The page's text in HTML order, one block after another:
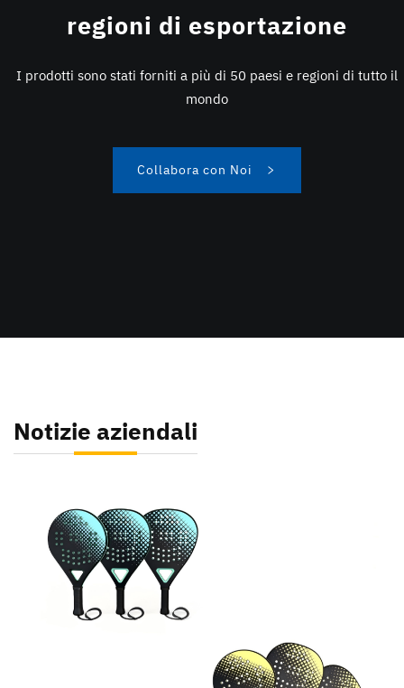
regioni di esportazione
I prodotti sono stati forniti a più di 50 paesi e regioni di tutto il
mondo
Collabora con Noi
Notizie aziendali